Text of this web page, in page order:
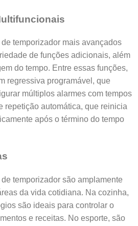
temporizador mais avançados
de funções adicionais, além
do tempo. Entre essas funções,
regressiva programável, que
múltiplos alarmes com tempos
repetição automática, que reinicia
após o término do tempo
temporizador são amplamente
da vida cotidiana. Na cozinha,
são ideais para controlar o
e receitas. No esporte, são